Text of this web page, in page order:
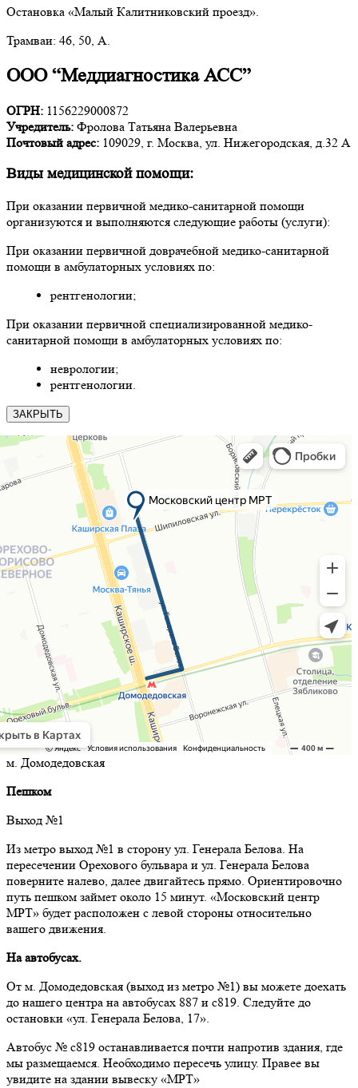
Остановка «Малый Калитниковский проезд».
Трамваи: 46, 50, А.
ООО “Меддиагностика АСС”
ОГРН: 1156229000872
Учредитель: Фролова Татьяна Валерьевна
Почтовый адрес: 109029, г. Москва, ул. Нижегородская, д.32 А
Виды медицинской помощи:
При оказании первичной медико-санитарной помощи
организуются и выполняются следующие работы (услуги):
При оказании первичной доврачебной медико-санитарной
помощи в амбулаторных условиях по:
рентгенологии;
При оказании первичной специализированной медико-
санитарной помощи в амбулаторных условиях по:
неврологии;
рентгенологии.
ЗАКРЫТЬ
м. Домодедовская
Пешком
Выход №1
Из метро выход №1 в сторону ул. Генерала Белова. На
пересечении Орехового бульвара и ул. Генерала Белова
поверните налево, далее двигайтесь прямо. Ориентировочно
путь пешком займет около 15 минут. «Московский центр
МРТ» будет расположен с левой стороны относительно
вашего движения.
На автобусах.
От м. Домодедовская (выход из метро №1) вы можете доехать
до нашего центра на автобусах 887 и с819. Следуйте до
остановки «ул. Генерала Белова, 17».
Автобус № с819 останавливается почти напротив здания, где
мы размещаемся. Необходимо пересечь улицу. Правее вы
увидите на здании вывеску «МРТ»